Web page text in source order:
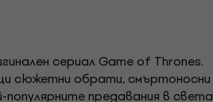
сериал Game of Thrones.
сюжетни обрати, смъртоносни
предавания в света